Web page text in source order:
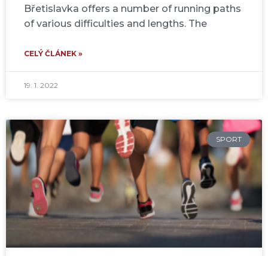
Břetislavka offers a number of running paths
of various difficulties and lengths. The
CELÝ ČLÁNEK »
19. 1. 2022
SPORT